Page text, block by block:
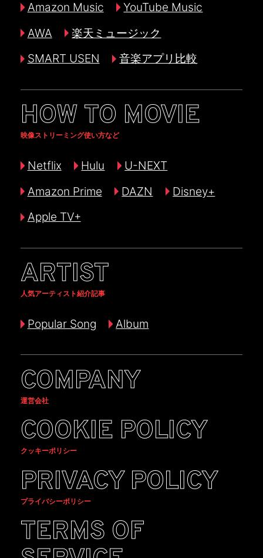
Amazon Music
YouTube Music
AWA
楽天ミュージック
SMART USEN
音楽アプリ比較
HOW TO MOVIE
映像ストリーミング使い方など
Netflix Hulu
U-NEXT
Amazon Prime
DAZN
Disney+
Apple TV+
ARTIST
人気アーティスト紹介記事
Popular Song Album
COMPANY
運営会社
COOKIE POLICY
クッキーポリシー
PRIVACY POLICY
プライバシーポリシー
TERMS OF